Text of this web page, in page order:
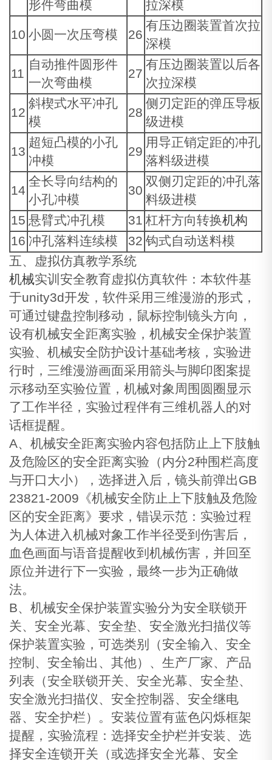
形件弯曲模 拉深模
10 小圆一次压弯模 26
有压边圈装置首次拉
深模
11
自动推件圆形件
一次弯曲模
27
有压边圈装置以后各
次拉深模
12
斜楔式水平冲孔
模
28
侧刃定距的弹压导板
级进模
13
超短凸模的小孔
冲模
29
用导正销定距的冲孔
落料级进模
14
全长导向结构的
小孔冲模
30
双侧刃定距的冲孔落
料级进模
15 悬臂式冲孔模 31 杠杆方向转换机构
16 冲孔落料连续模 32 钩式自动送料模
五、虚拟仿真教学系统
机械实训安全教育虚拟仿真软件：本软件基
于unity3d开发，软件采用三维漫游的形式，
可通过键盘控制移动，鼠标控制镜头方向，
设有机械安全距离实验，机械安全保护装置
实验、机械安全防护设计基础考核，实验进
行时，三维漫游画面采用箭头与脚印图案提
示移动至实验位置，机械对象周围圆圈显示
了工作半径，实验过程伴有三维机器人的对
话框提醒。
A、机械安全距离实验内容包括防止上下肢触
及危险区的安全距离实验（内分2种围栏高度
与开口大小），选择进入后，镜头前弹出GB
23821-2009《机械安全防止上下肢触及危险
区的安全距离》要求，错误示范：实验过程
为人体进入机械对象工作半径受到伤害后，
血色画面与语音提醒收到机械伤害，并回至
原位并进行下一实验，最终一步为正确做
法。
B、机械安全保护装置实验分为安全联锁开
关、安全光幕、安全垫、安全激光扫描仪等
保护装置实验，可选类别（安全输入、安全
控制、安全输出、其他）、生产厂家、产品
列表（安全联锁开关、安全光幕、安全垫、
安全激光扫描仪、安全控制器、安全继电
器、安全护栏）。安装位置有蓝色闪烁框架
提醒，实验流程：选择安全护栏并安装、选
择安全连锁开关（或选择安全光幕、安全